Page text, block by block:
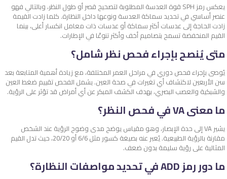
يعكس رمز SPH قوة العدسة المطلوبة لتصحيح قصر أو طول النظر، وبالتالي فهو
عنصر أساسي في تحديد سماكة العدسة ونوعها داخل النظارة. كلما زادت القيمة
زادت الحاجة إلى عدسات أكثر سماكة أو عدسات ذات معامل انكسار أعلى، بينما
القيم المنخفضة تسمح بتصاميم أخف وأكثر تنوعًا في الإطارات.
متى يُنصح بإجراء فحص نظر شامل؟
يُوصى بإجراء فحص دوري في مراحل العمر المختلفة، مع زيادة أهمية المتابعة بعد
سن الأربعين لاكتشاف أي تغيرات في صحة العين. يشمل الفحص تقييم ضغط العين
والشبكية والعصب البصري، بهدف الكشف المبكر عن أي أمراض قد تؤثر على الرؤية.
ما معنى VA في فحص النظر؟
يشير VA إلى حدة الإبصار، وهو مقياس يوضح مدى وضوح الرؤية عند الشخص
مقارنة بالرؤية الطبيعية. يُعبر عنه بصيغة كسور مثل 6/6 أو 20/20، حيث تدل القيم
المثالية على رؤية سليمة بدون ضعف.
ما دور رمز ADD في تحديد مواصفات النظارة؟